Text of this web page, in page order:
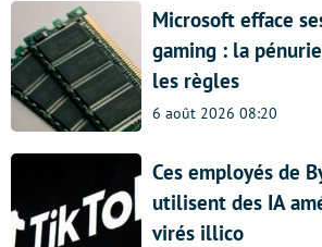
Microsoft efface
gaming : la
les règles
6 août 2026 08:20
Ces employés de
utilisent des IA
virés illico